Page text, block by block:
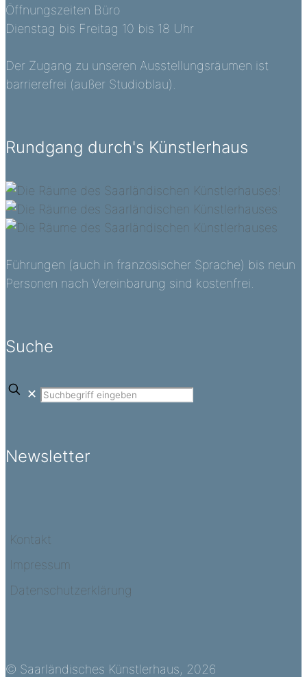
Öffnungszeiten Büro
Dienstag bis Freitag 10 bis 18 Uhr
Der Zugang zu unseren Ausstellungsräumen ist
barrierefrei (außer Studioblau).
Rundgang durch's Künstlerhaus
Führungen (auch in französischer Sprache) bis neun
Personen nach Vereinbarung sind kostenfrei.
Suche
✕
Newsletter
Kontakt
Impressum
Datenschutzerklärung
© Saarländisches Künstlerhaus, 2026